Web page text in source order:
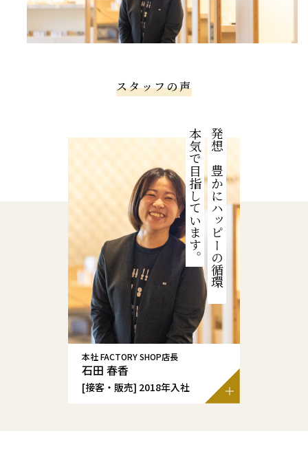
スタッフの声
発想を豊かにハッピーの循環を
本気で目指しています。
本社 FACTORY SHOP店長
石田 春香
[接客・販売] 2018年入社